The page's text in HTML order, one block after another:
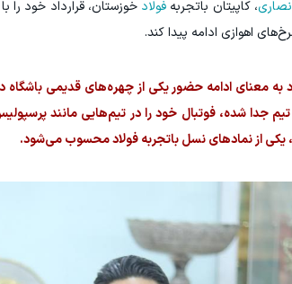
، کاپیتان باتجربه فولاد خوزستان، قرارداد خود را
اهوازی ادامه پیدا کند.
به معنای ادامه حضور یکی از چهره‌های قدیمی
جدا شده، فوتبال خود را در تیم‌هایی مانند
یکی از نمادهای نسل باتجربه فولاد محسوب می‌شود.